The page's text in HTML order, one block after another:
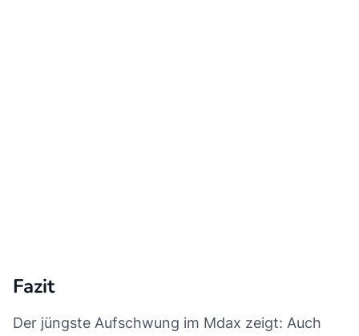
Fazit
Der jüngste Aufschwung im Mdax zeigt: Auch